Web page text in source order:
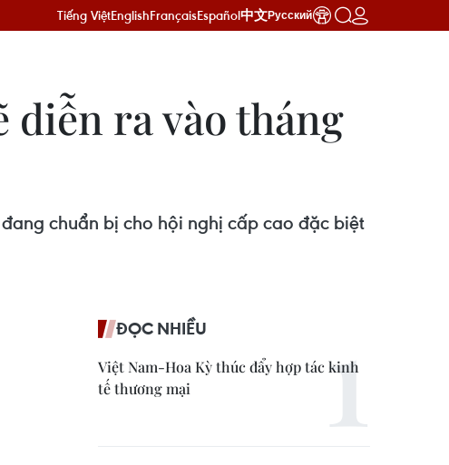
Tiếng ViệtEnglishFrançaisEspañol中文Русский
diễn ra vào tháng
chuẩn bị cho hội nghị cấp cao đặc biệt
ĐỌC NHIỀU
Việt Nam-Hoa Kỳ thúc đẩy hợp tác kinh
tế thương mại